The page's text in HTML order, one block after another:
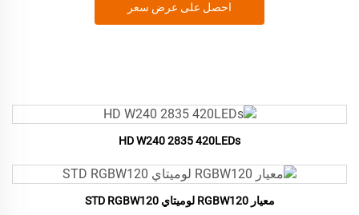
احصل على عرض سعر
HD W240 2835 420LEDs
معيار RGBW120 لوميتاي STD RGBW120